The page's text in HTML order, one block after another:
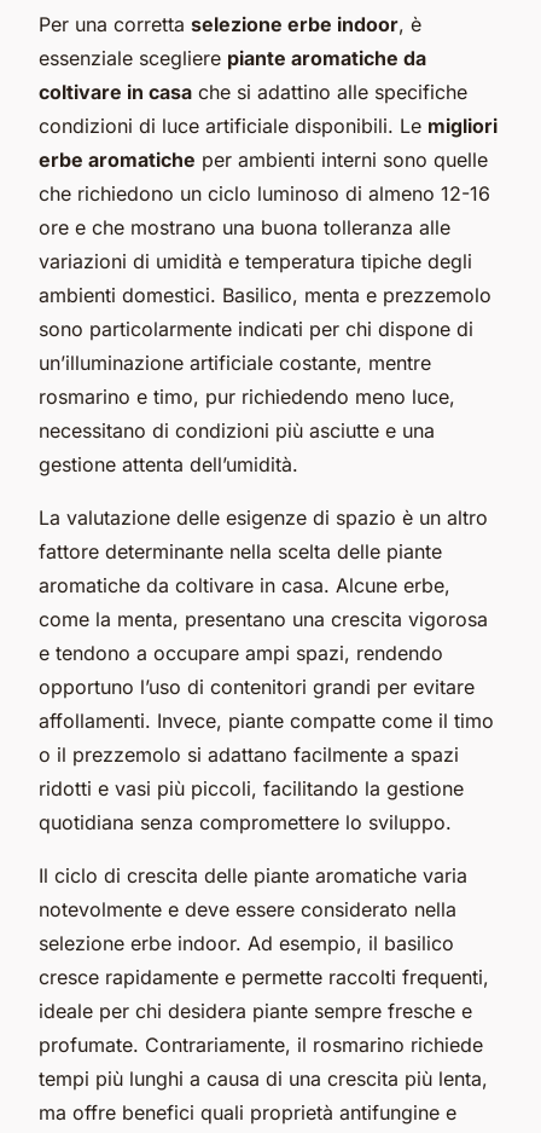
Per una corretta selezione erbe indoor, è
essenziale scegliere piante aromatiche da
coltivare in casa che si adattino alle specifiche
condizioni di luce artificiale disponibili. Le migliori
erbe aromatiche per ambienti interni sono quelle
che richiedono un ciclo luminoso di almeno 12-16
ore e che mostrano una buona tolleranza alle
variazioni di umidità e temperatura tipiche degli
ambienti domestici. Basilico, menta e prezzemolo
sono particolarmente indicati per chi dispone di
un’illuminazione artificiale costante, mentre
rosmarino e timo, pur richiedendo meno luce,
necessitano di condizioni più asciutte e una
gestione attenta dell’umidità.
La valutazione delle esigenze di spazio è un altro
fattore determinante nella scelta delle piante
aromatiche da coltivare in casa. Alcune erbe,
come la menta, presentano una crescita vigorosa
e tendono a occupare ampi spazi, rendendo
opportuno l’uso di contenitori grandi per evitare
affollamenti. Invece, piante compatte come il timo
o il prezzemolo si adattano facilmente a spazi
ridotti e vasi più piccoli, facilitando la gestione
quotidiana senza compromettere lo sviluppo.
Il ciclo di crescita delle piante aromatiche varia
notevolmente e deve essere considerato nella
selezione erbe indoor. Ad esempio, il basilico
cresce rapidamente e permette raccolti frequenti,
ideale per chi desidera piante sempre fresche e
profumate. Contrariamente, il rosmarino richiede
tempi più lunghi a causa di una crescita più lenta,
ma offre benefici quali proprietà antifungine e